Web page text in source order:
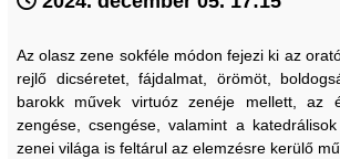
Az olasz zene sokféle módon fejezi ki az
rejlő dicséretet, fájdalmat, örömöt,
barokk művek virtuóz zenéje mellett, az
zengése, csengése, valamint a
zenei világa is feltárul az elemzésre kerülő